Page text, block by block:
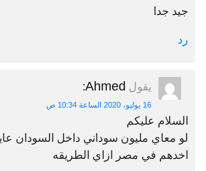
جيد جدا
رد
يقول Ahmed
:
16 يوليو، 2020 الساعة 10:34 ص
السلام عليكم
لو معاي مليون سوداني داخل السودان
اخدهم في مصر ازاي الطريقه